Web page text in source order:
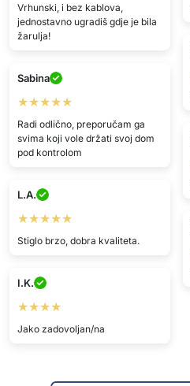
Vrhunski, i bez kablova,
jednostavno ugradiš gdje je bila
žarulja!
Sabina
★★★★★
Radi odlično, preporučam ga
svima koji vole držati svoj dom
pod kontrolom
L.A.
★★★★★
Stiglo brzo, dobra kvaliteta.
I.K.
★★★★
Jako zadovoljan/na